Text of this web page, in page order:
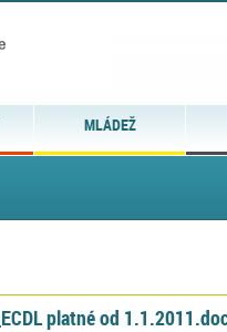
MLÁDEŽ
platné od